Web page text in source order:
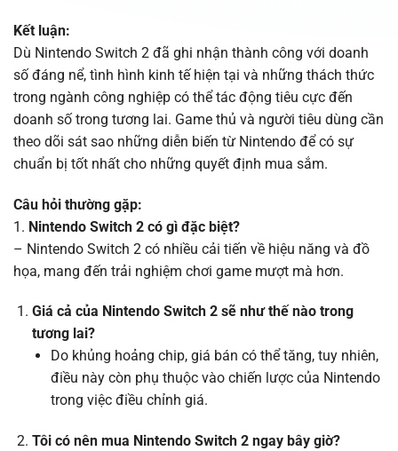
Kết luận:
Dù Nintendo Switch 2 đã ghi nhận thành công với doanh
số đáng nể, tình hình kinh tế hiện tại và những thách thức
trong ngành công nghiệp có thể tác động tiêu cực đến
doanh số trong tương lai. Game thủ và người tiêu dùng cần
theo dõi sát sao những diễn biến từ Nintendo để có sự
chuẩn bị tốt nhất cho những quyết định mua sắm.
Câu hỏi thường gặp:
1. Nintendo Switch 2 có gì đặc biệt?
– Nintendo Switch 2 có nhiều cải tiến về hiệu năng và đồ
họa, mang đến trải nghiệm chơi game mượt mà hơn.
Giá cả của Nintendo Switch 2 sẽ như thế nào trong
tương lai?
Do khủng hoảng chip, giá bán có thể tăng, tuy nhiên,
điều này còn phụ thuộc vào chiến lược của Nintendo
trong việc điều chỉnh giá.
Tôi có nên mua Nintendo Switch 2 ngay bây giờ?